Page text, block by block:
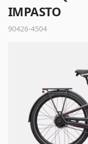
IMPASTO
90426-4504
Email*